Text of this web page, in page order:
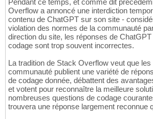
Pendant ce temps, et comme dit
Overflow a annoncé une interdiction
contenu de ChatGPT sur son site -
violation des normes de la communauté
direction du site, les réponses de
codage sont trop souvent incorrectes.
La tradition de Stack Overflow veut que
communauté publient une variété de
de codage donnée, débattent des
et votent pour reconnaître la meilleure
nombreuses questions de codage
trouvera une réponse largement reconnue